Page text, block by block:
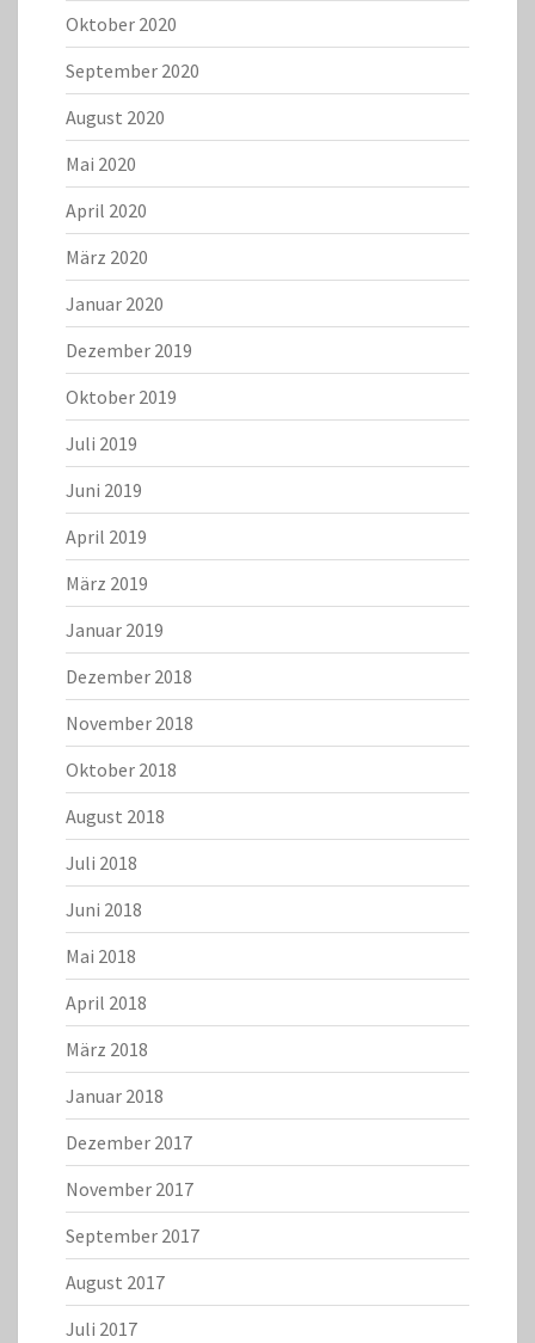
Oktober 2020
September 2020
August 2020
Mai 2020
April 2020
März 2020
Januar 2020
Dezember 2019
Oktober 2019
Juli 2019
Juni 2019
April 2019
März 2019
Januar 2019
Dezember 2018
November 2018
Oktober 2018
August 2018
Juli 2018
Juni 2018
Mai 2018
April 2018
März 2018
Januar 2018
Dezember 2017
November 2017
September 2017
August 2017
Juli 2017